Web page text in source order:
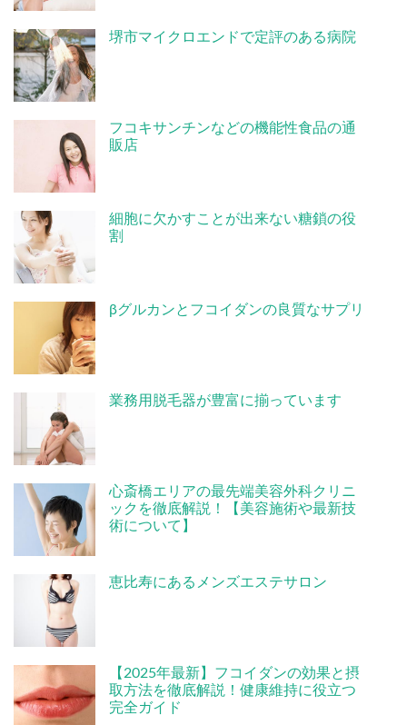
堺市マイクロエンドで定評のある病院
フコキサンチンなどの機能性食品の通
販店
細胞に欠かすことが出来ない糖鎖の役
割
βグルカンとフコイダンの良質なサプリ
業務用脱毛器が豊富に揃っています
心斎橋エリアの最先端美容外科クリニ
ックを徹底解説！【美容施術や最新技
術について】
恵比寿にあるメンズエステサロン
【2025年最新】フコイダンの効果と摂
取方法を徹底解説！健康維持に役立つ
完全ガイド